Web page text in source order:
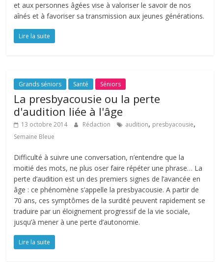
et aux personnes âgées vise à valoriser le savoir de nos
aînés et à favoriser sa transmission aux jeunes générations.
Lire la suite
Grands séniors Santé Séniors
La presbyacousie ou la perte
d'audition liée à l'âge
13 octobre 2014 Rédaction audition, presbyacousie,
Semaine Bleue
Difficulté à suivre une conversation, n’entendre que la
moitié des mots, ne plus oser faire répéter une phrase… La
perte d’audition est un des premiers signes de l’avancée en
âge : ce phénomène s’appelle la presbyacousie. A partir de
70 ans, ces symptômes de la surdité peuvent rapidement se
traduire par un éloignement progressif de la vie sociale,
jusqu’à mener à une perte d’autonomie.
Lire la suite